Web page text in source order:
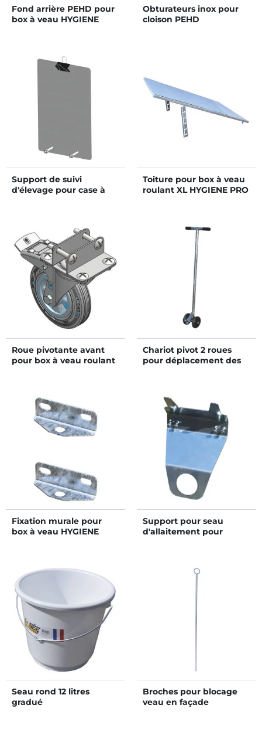
Fond arrière PEHD pour
box à veau HYGIENE
Obturateurs inox pour
cloison PEHD
Support de suivi
d'élevage pour case à
Toiture pour box à veau
roulant XL HYGIENE PRO
Roue pivotante avant
pour box à veau roulant
Chariot pivot 2 roues
pour déplacement des
Fixation murale pour
box à veau HYGIENE
Support pour seau
d'allaitement pour
Seau rond 12 litres
gradué
Broches pour blocage
veau en façade